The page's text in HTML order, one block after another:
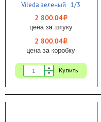
Vileda зеленый 1/3
2 800.04i
цена за штуку
2 800.04i
цена за коробку
Купить